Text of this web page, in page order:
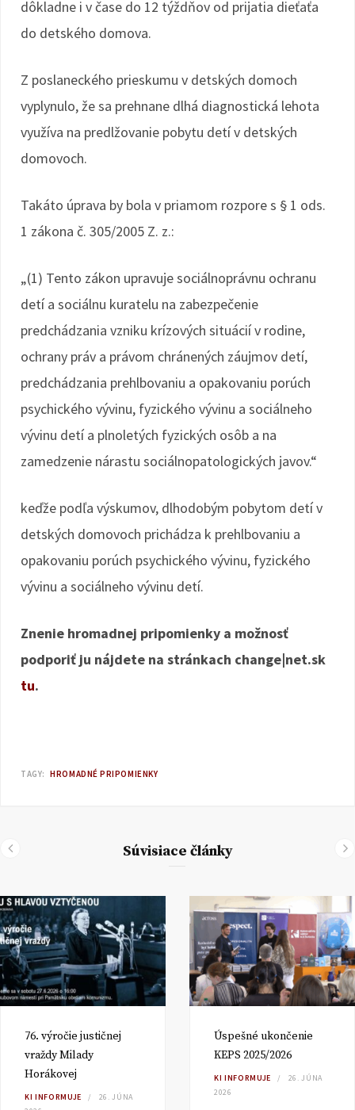
dôkladne i v čase do 12 týždňov od prijatia dieťaťa
do detského domova.
Z poslaneckého prieskumu v detských domoch
vyplynulo, že sa prehnane dlhá diagnostická lehota
využíva na predlžovanie pobytu detí v detských
domovoch.
Takáto úprava by bola v priamom rozpore s § 1 ods.
1 zákona č. 305/2005 Z. z.:
„(1) Tento zákon upravuje sociálnoprávnu ochranu
detí a sociálnu kuratelu na zabezpečenie
predchádzania vzniku krízových situácií v rodine,
ochrany práv a právom chránených záujmov detí,
predchádzania prehlbovaniu a opakovaniu porúch
psychického vývinu, fyzického vývinu a sociálneho
vývinu detí a plnoletých fyzických osôb a na
zamedzenie nárastu sociálnopatologických javov.“
keďže podľa výskumov, dlhodobým pobytom detí v
detských domovoch prichádza k prehlbovaniu a
opakovaniu porúch psychického vývinu, fyzického
vývinu a sociálneho vývinu detí.
Znenie hromadnej pripomienky a možnosť
podporiť ju nájdete na stránkach change|net.sk
tu.
TAGY: HROMADNÉ PRIPOMIENKY
Súvisiace články
76. výročie justičnej
vraždy Milady
Horákovej
KI INFORMUJE
26. JÚNA
Úspešné ukončenie
KEPS 2025/2026
KI INFORMUJE
26. JÚNA
2026